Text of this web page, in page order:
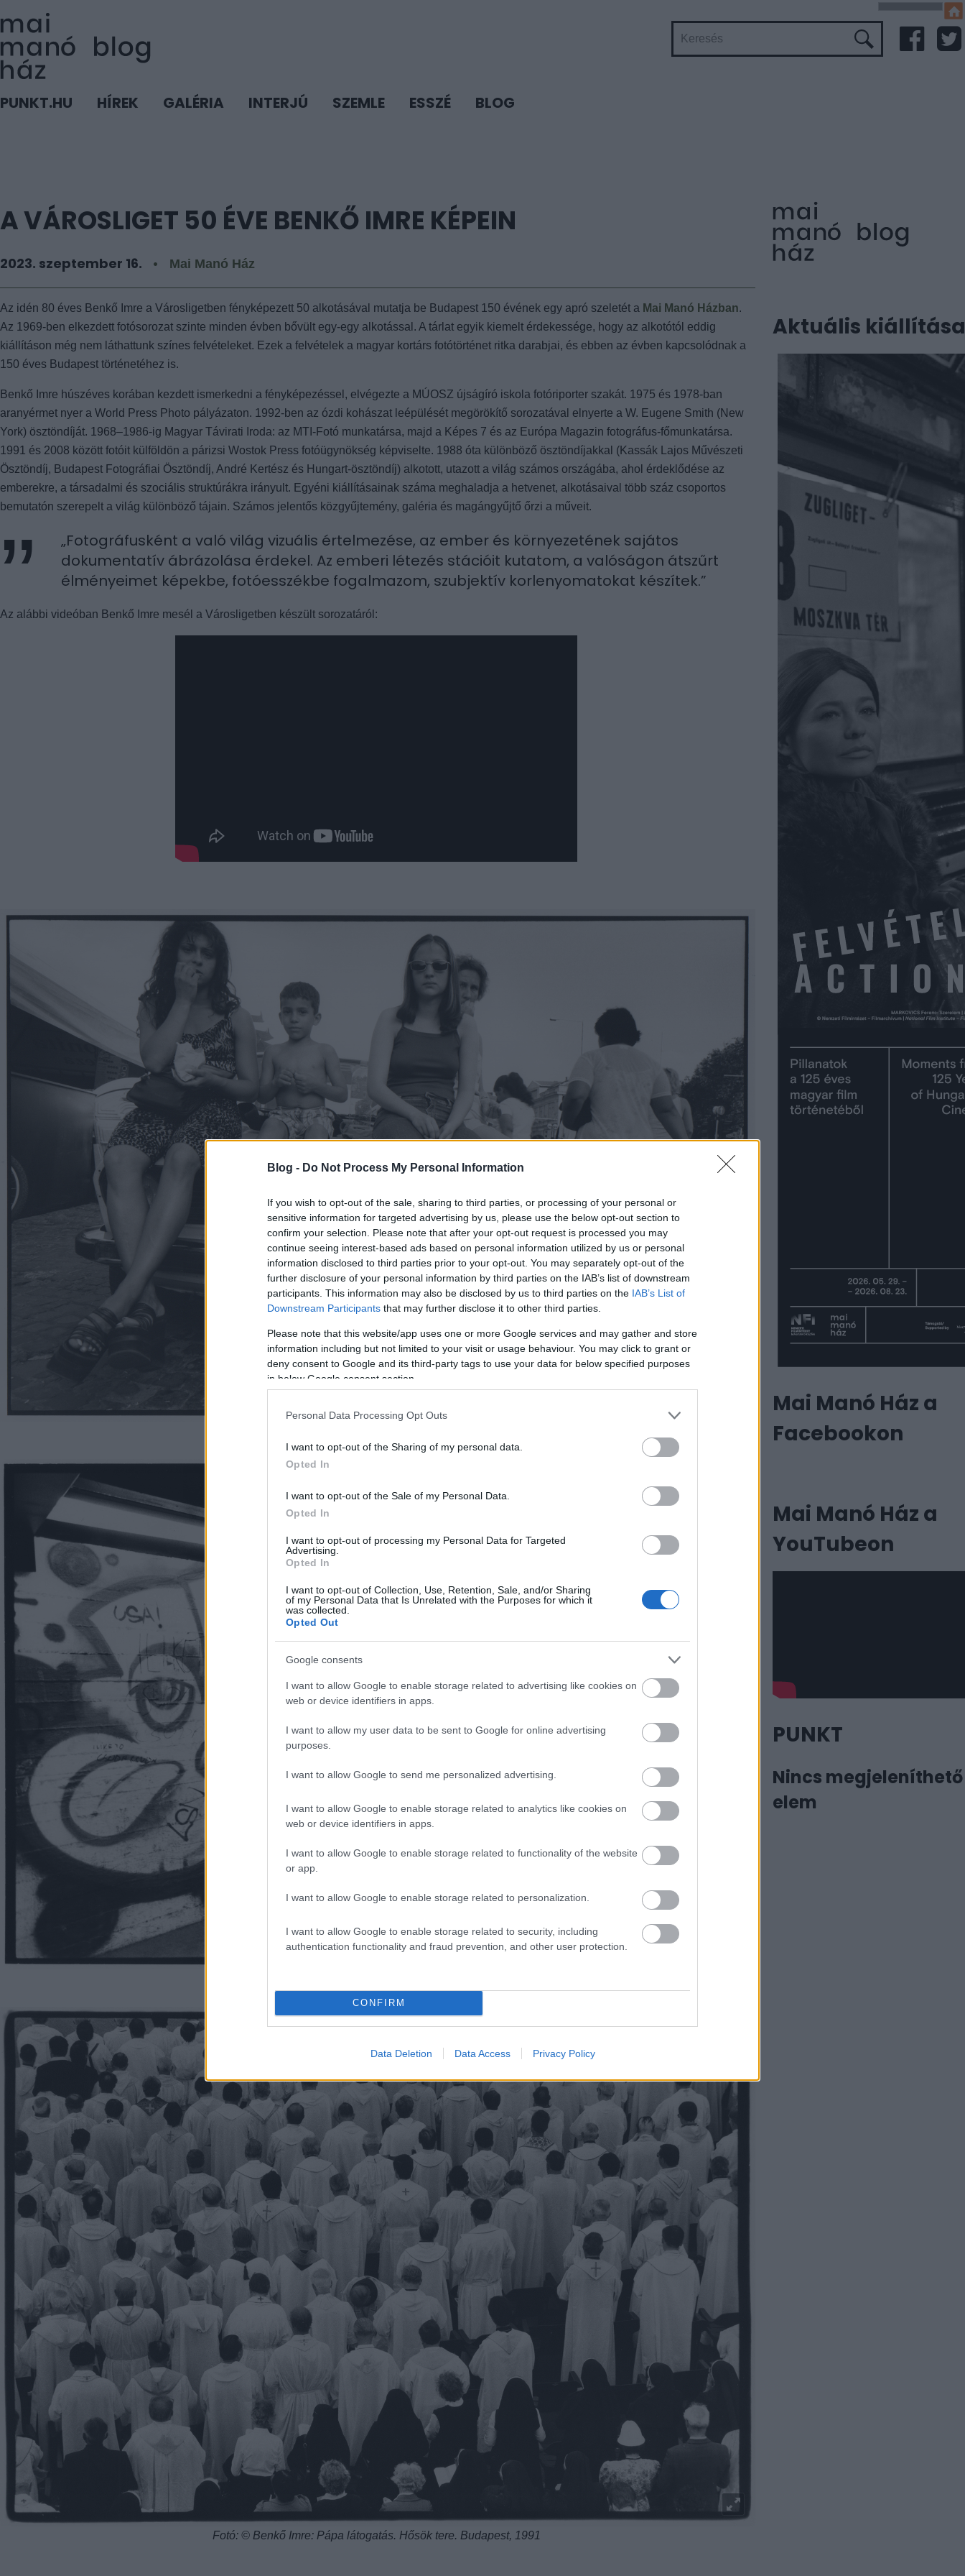
Blog - Do Not Process My Personal Information
If you wish to opt-out of the sale, sharing to third parties, or processing of your personal or
sensitive information for targeted advertising by us, please use the below opt-out section to
confirm your selection. Please note that after your opt-out request is processed you may
continue seeing interest-based ads based on personal information utilized by us or personal
information disclosed to third parties prior to your opt-out. You may separately opt-out of the
further disclosure of your personal information by third parties on the IAB’s list of downstream
participants. This information may also be disclosed by us to third parties on the IAB’s List of
Downstream Participants that may further disclose it to other third parties.
Please note that this website/app uses one or more Google services and may gather and store
information including but not limited to your visit or usage behaviour. You may click to grant or
deny consent to Google and its third-party tags to use your data for below specified purposes
in below Google consent section.
Personal Data Processing Opt Outs
I want to opt-out of the Sharing of my personal data.
Opted In
I want to opt-out of the Sale of my Personal Data.
Opted In
I want to opt-out of processing my Personal Data for Targeted
Advertising.
Opted In
I want to opt-out of Collection, Use, Retention, Sale, and/or Sharing
of my Personal Data that Is Unrelated with the Purposes for which it
was collected.
Opted Out
Google consents
I want to allow Google to enable storage related to advertising like cookies on
web or device identifiers in apps.
I want to allow my user data to be sent to Google for online advertising
purposes.
I want to allow Google to send me personalized advertising.
I want to allow Google to enable storage related to analytics like cookies on
web or device identifiers in apps.
I want to allow Google to enable storage related to functionality of the website
or app.
I want to allow Google to enable storage related to personalization.
I want to allow Google to enable storage related to security, including
authentication functionality and fraud prevention, and other user protection.
CONFIRM
Data Deletion Data Access Privacy Policy
PUNKT.HU HÍREK GALÉRIA INTERJÚ SZEMLE ESSZÉ BLOG
A VÁROSLIGET 50 ÉVE BENKŐ IMRE KÉPEIN
2023. szeptember 16. Mai Manó Ház
Az idén 80 éves Benkő Imre a Városligetben fényképezett 50 alkotásával mutatja be Budapest 150 évének egy apró szeletét a Mai Manó Házban.
Az 1969-ben elkezdett fotósorozat szinte minden évben bővült egy-egy alkotással. A tárlat egyik kiemelt érdekessége, hogy az alkotótól eddig
kiállításon még nem láthattunk színes felvételeket. Ezek a felvételek a magyar kortárs fotótörténet ritka darabjai, és ebben az évben kapcsolódnak a
150 éves Budapest történetéhez is.
Benkő Imre húszéves korában kezdett ismerkedni a fényképezéssel, elvégezte a MÚOSZ újságíró iskola fotóriporter szakát. 1975 és 1978-ban
aranyérmet nyer a World Press Photo pályázaton. 1992-ben az ózdi kohászat leépülését megörökítő sorozatával elnyerte a W. Eugene Smith (New
York) ösztöndíját. 1968–1986-ig Magyar Távirati Iroda: az MTI-Fotó munkatársa, majd a Képes 7 és az Európa Magazin fotográfus-főmunkatársa.
1991 és 2008 között fotóit külföldön a párizsi Wostok Press fotóügynökség képviselte. 1988 óta különböző ösztöndíjakkal (Kassák Lajos Művészeti
Ösztöndíj, Budapest Fotográfiai Ösztöndíj, André Kertész és Hungart-ösztöndíj) alkotott, utazott a világ számos országába, ahol érdeklődése az
emberekre, a társadalmi és szociális struktúrákra irányult. Egyéni kiállításainak száma meghaladja a hetvenet, alkotásaival több száz csoportos
bemutatón szerepelt a világ különböző tájain. Számos jelentős közgyűjtemény, galéria és magángyűjtő őrzi a műveit.
„Fotográfusként a való világ vizuális értelmezése, az ember és környezetének sajátos
dokumentatív ábrázolása érdekel. Az emberi létezés stációit kutatom, a valóságon átszűrt
élményeimet képekbe, fotóesszékbe fogalmazom, szubjektív korlenyomatokat készítek.”
Az alábbi videóban Benkő Imre mesél a Városligetben készült sorozatáról:
Fotó: © Benkő Imre: Pápa látogatás. Hősök tere. Budapest, 1991
Aktuális
Mai Manó Ház a
Facebookon
Mai Manó Ház a
YouTubeon
PUNKT
Nincs megjeleníthető
elem